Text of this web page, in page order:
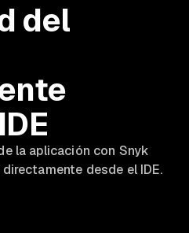
del
la aplicación con Snyk
desde el IDE.